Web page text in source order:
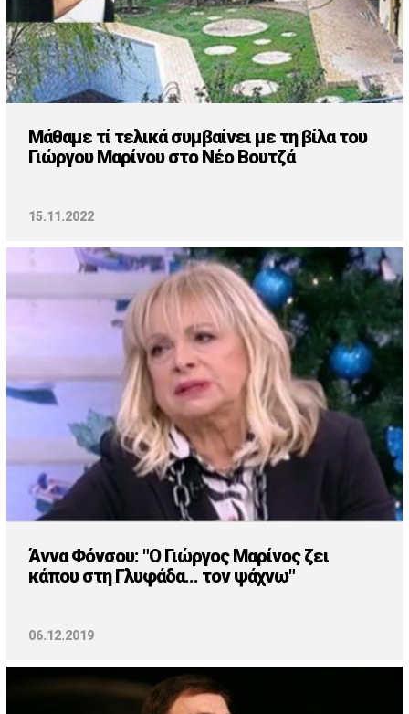
Μάθαμε τί τελικά συμβαίνει με τη βίλα του
Γιώργου Μαρίνου στο Νέο Βουτζά
15.11.2022
Άννα Φόνσου: "Ο Γιώργος Μαρίνος ζει
κάπου στη Γλυφάδα... τον ψάχνω"
06.12.2019